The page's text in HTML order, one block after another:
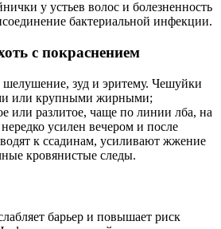
у устьев волос и болезненность
бактериальной инфекции.
с покраснением
зуд и эритему. Чешуйки
или крупными жирными;
или разлитоe, чаще по линии лба, на
усилен вечером и после
к ссадинам, усиливают жжение
кровянистые следы.
барьер и повышает риск